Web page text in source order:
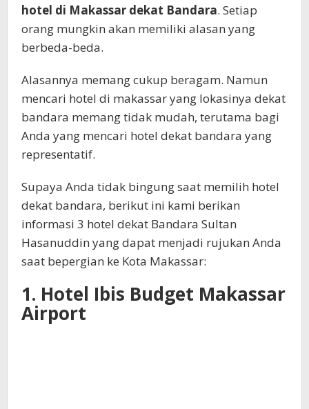
hotel di Makassar dekat Bandara. Setiap
orang mungkin akan memiliki alasan yang
berbeda-beda.
Alasannya memang cukup beragam. Namun
mencari hotel di makassar yang lokasinya dekat
bandara memang tidak mudah, terutama bagi
Anda yang mencari hotel dekat bandara yang
representatif.
Supaya Anda tidak bingung saat memilih hotel
dekat bandara, berikut ini kami berikan
informasi 3 hotel dekat Bandara Sultan
Hasanuddin yang dapat menjadi rujukan Anda
saat bepergian ke Kota Makassar:
1. Hotel Ibis Budget Makassar
Airport